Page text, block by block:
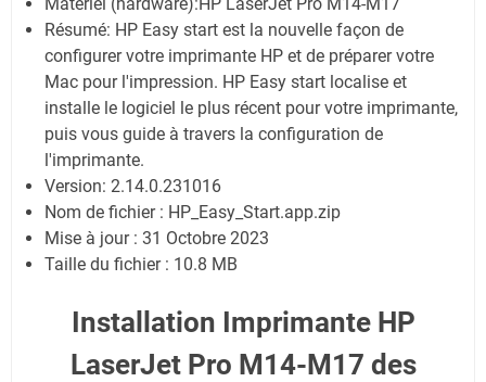
Résumé: HP Easy start est la nouvelle façon de
configurer votre imprimante HP et de préparer votre
Mac pour l'impression. HP Easy start localise et
installe le logiciel le plus récent pour votre imprimante,
puis vous guide à travers la configuration de
l'imprimante.
Version: 2.14.0.231016
Nom de fichier : HP_Easy_Start.app.zip
Mise à jour : 31 Octobre 2023
Taille du fichier : 10.8 MB
Installation Imprimante HP
LaserJet Pro M14-M17 des